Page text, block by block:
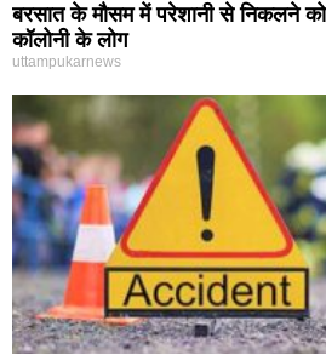
बरसात के मौसम में परेशानी से निकलने
कॉलोनी के लोग
uttampukarnews